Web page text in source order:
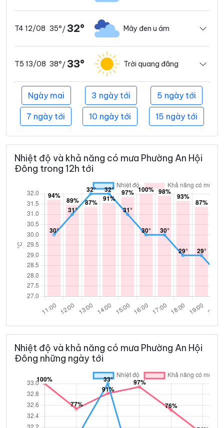
T4 12/08 35°/ 32° Mây đen u ám
T5 13/08 38°/ 33° Trời quang đãng
Ngày mai 3 ngày tới 5 ngày tới
7 ngày tới 10 ngày tới 15 ngày tới
Nhiệt độ và khả năng có mưa Phường An Hội
Đông trong 12h tới
Nhiệt độ và khả năng có mưa Phường An Hội
Đông những ngày tới